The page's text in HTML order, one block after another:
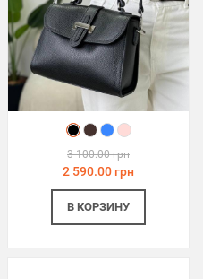
3 100.00 грн
2 590.00 грн
В КОРЗИНУ